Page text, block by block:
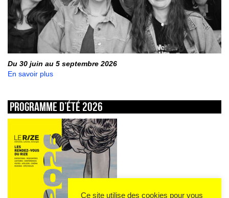
Du 30 juin au 5 septembre 2026
En savoir plus
Programme d’été 2026
Ce site utilise des cookies pour vous